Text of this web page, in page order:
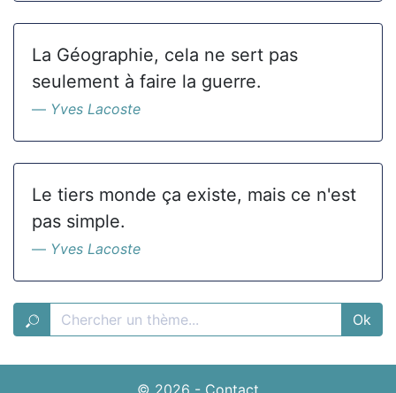
La Géographie, cela ne sert pas
seulement à faire la guerre.
Yves Lacoste
Le tiers monde ça existe, mais ce n'est
pas simple.
Yves Lacoste
Ok
© 2026 - Contact